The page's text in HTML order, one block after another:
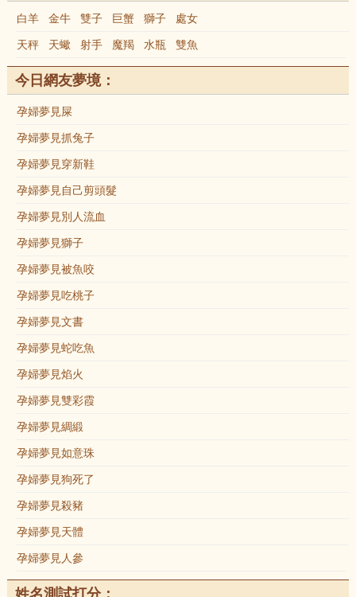
白羊 金牛 雙子 巨蟹 獅子 處女
天秤 天蠍 射手 魔羯 水瓶 雙魚
今日網友夢境：
孕婦夢見屎
孕婦夢見抓兔子
孕婦夢見穿新鞋
孕婦夢見自己剪頭髮
孕婦夢見別人流血
孕婦夢見獅子
孕婦夢見被魚咬
孕婦夢見吃桃子
孕婦夢見文書
孕婦夢見蛇吃魚
孕婦夢見焰火
孕婦夢見雙彩霞
孕婦夢見綢緞
孕婦夢見如意珠
孕婦夢見狗死了
孕婦夢見殺豬
孕婦夢見天體
孕婦夢見人參
姓名測試打分：